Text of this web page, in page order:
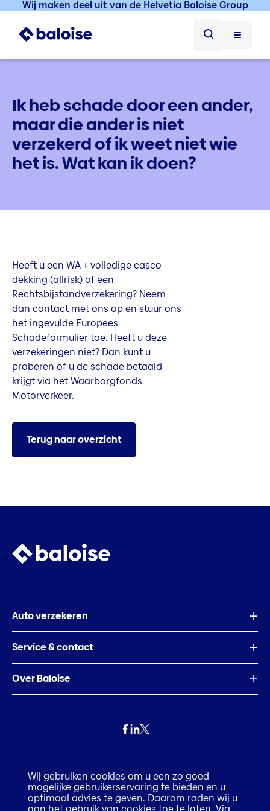
Wij gebruiken cookies om u een zo goed
mogelijke gebruikerservaring te bieden en u
optimaal advies te geven. Daarom raden wij u
Wij maken deel uit van de Helvetia Baloise Group
Ik heb schade door een ander,
maar die ander is niet
verzekerd of ik weet niet wie
het is. Wat kan ik doen?
Heeft u een WA + volledige casco
dekking (allrisk) of een
Rechtsbijstandverzekering? Neem
dan contact met ons op en stuur ons
het ingevulde Europees
Schadeformulier toe. Heeft u deze
verzekeringen niet? Dan kunt u
proberen of u de schade betaald
krijgt via het Waarborgfonds
Motorverkeer.
Terug naar overzicht
Auto verzekeren
Service & contact
Over Baloise
Fraude